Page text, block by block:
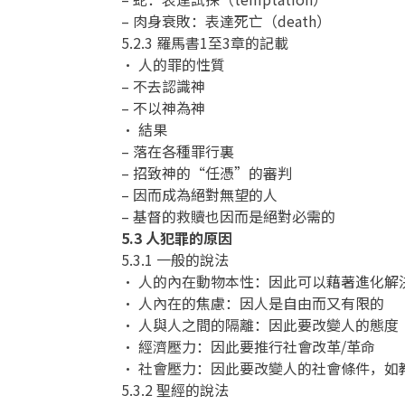
– 肉身衰敗：表達死亡（death）
5.2.3 羅馬書1至3章的記載
• 人的罪的性質
– 不去認識神
– 不以神為神
• 結果
– 落在各種罪行裏
– 招致神的“任憑”的審判
– 因而成為絕對無望的人
– 基督的救贖也因而是絕對必需的
5.3 人犯罪的原因
5.3.1 一般的說法
• 人的內在動物本性：因此可以藉著進化解
• 人內在的焦慮：因人是自由而又有限的
• 人與人之間的隔離：因此要改變人的態度
• 經濟壓力：因此要推行社會改革/革命
• 社會壓力：因此要改變人的社會條件，如
5.3.2 聖經的說法